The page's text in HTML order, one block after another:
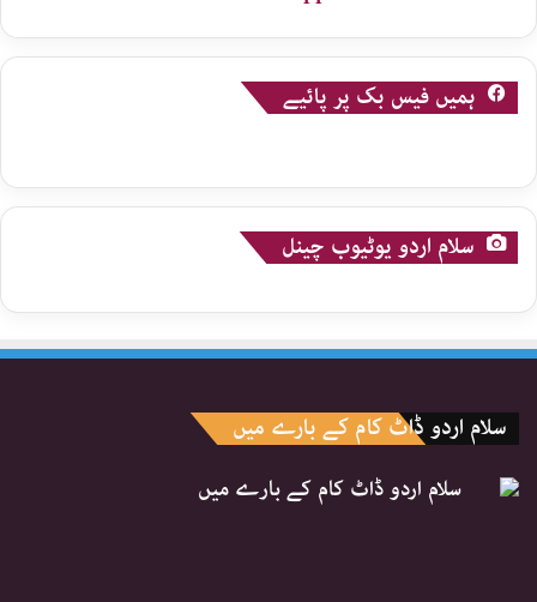
ہمیں فیس بک پر پائیے
سلام اردو یوٹیوب چینل
سلام اردو ڈاٹ کام کے بارے میں